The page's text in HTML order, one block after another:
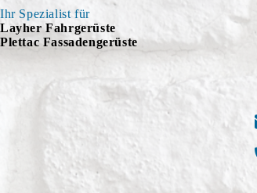
Ihr Spezialist für
Layher Fahrgerüste
Plettac Fassadengerüste